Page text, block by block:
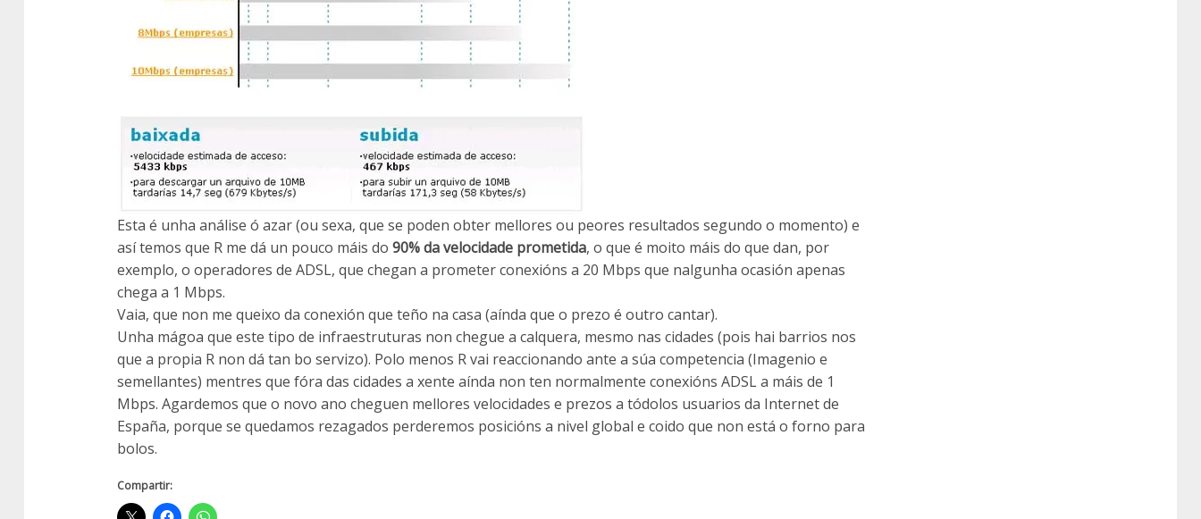
Esta é unha análise ó azar (ou sexa, que se poden obter mellores ou peores resultados segundo o momento) e
así temos que R me dá un pouco máis do 90% da velocidade prometida, o que é moito máis do que dan, por
exemplo, o operadores de ADSL, que chegan a prometer conexións a 20 Mbps que nalgunha ocasión apenas
chega a 1 Mbps.
Vaia, que non me queixo da conexión que teño na casa (aínda que o prezo é outro cantar).
Unha mágoa que este tipo de infraestruturas non chegue a calquera, mesmo nas cidades (pois hai barrios nos
que a propia R non dá tan bo servizo). Polo menos R vai reaccionando ante a súa competencia (Imagenio e
semellantes) mentres que fóra das cidades a xente aínda non ten normalmente conexións ADSL a máis de 1
Mbps. Agardemos que o novo ano cheguen mellores velocidades e prezos a tódolos usuarios da Internet de
España, porque se quedamos rezagados perderemos posicións a nivel global e coido que non está o forno para
bolos.
Compartir: